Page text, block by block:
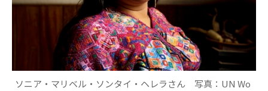
ソニア・マリベル・ソンタイ・ヘレラさん 写真：UN Wo